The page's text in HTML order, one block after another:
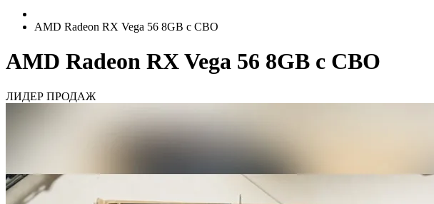
AMD Radeon RX Vega 56 8GB с СВО
AMD Radeon RX Vega 56 8GB с СВО
ЛИДЕР ПРОДАЖ